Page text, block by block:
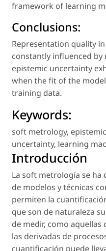
framework of learning
Conclusions:
Representation quality
constantly influenced
epistemic uncertainty
when the fit of the
training data.
Keywords:
soft metrology,
uncertainty, learning
Introducción
La soft metrología se ha
de modelos y técnicas
permiten la
que son de naturaleza
de medir, como
las derivadas de
cuantificación puede